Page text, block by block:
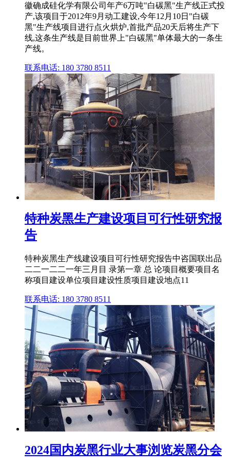
徽确成硅化学有限公司年产6万吨"白碳黑"生产线正式投
产,该项目于2012年9月动工建设,今年12月10日"白碳
黑"生产线项目进行点火烘炉,首批产品20天后将生产下
线,这条生产线是目前世界上"白碳黑"单体最大的一条生
产线。
联系电话: 180 3780 8511
特种炭黑生产建设项目可行性研究报
告
特种炭黑生产线建设项目可行性研究报告中咨国联出品
二二一二二一年三月目 录第一章 总 论项目概要项目名
称项目建设单位项目建设性质项目建设地点11
联系电话: 180 3780 8511
2024国内炭黑行业大事浏览炭黑分会